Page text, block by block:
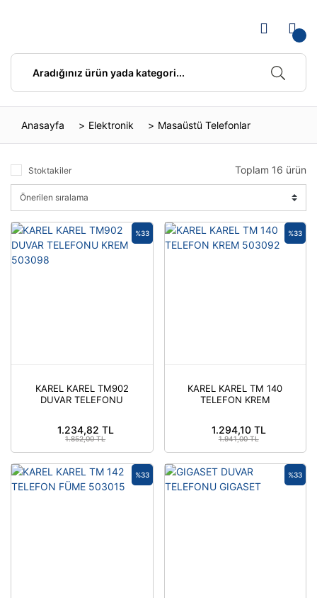
Anasayfa Elektronik Masaüstü Telefonlar
Stoktakiler Toplam 16 ürün
KAREL KAREL TM902
DUVAR TELEFONU
%33
1.234,82 TL
1.852,00 TL
KAREL KAREL TM 140
TELEFON KREM
%33
1.294,10 TL
1.941,00 TL
%33 %33